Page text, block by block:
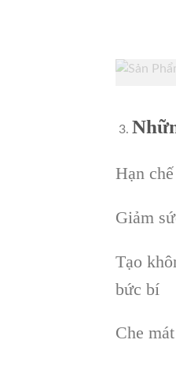
Hạn
Giảm
Tạo
bức bí
Che